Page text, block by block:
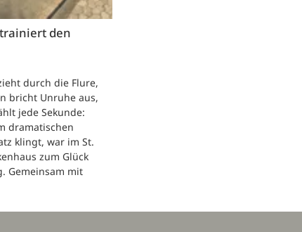
den
durch die Flure,
bricht Unruhe aus,
jede Sekunde:
dramatischen
klingt, war im St.
zum Glück
Gemeinsam mit